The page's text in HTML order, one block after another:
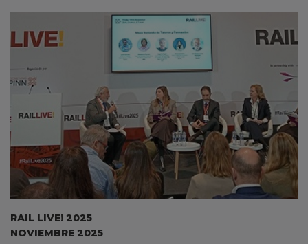
RAIL LIVE! 2025
NOVIEMBRE 2025